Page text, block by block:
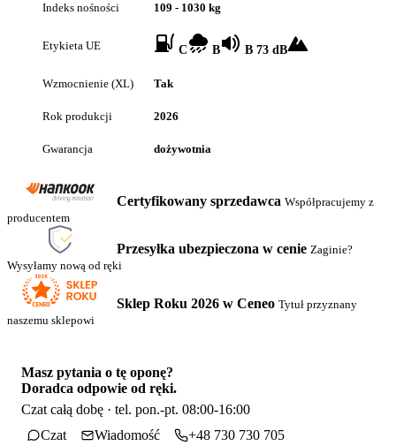
Indeks nośności 109 - 1030 kg
Etykieta UE C B B 73 dB
Wzmocnienie (XL) Tak
Rok produkcji 2026
Gwarancja dożywotnia
Certyfikowany sprzedawca Współpracujemy z
producentem
Przesyłka ubezpieczona w cenie Zaginie?
Wysyłamy nową od ręki
Sklep Roku 2026 w Ceneo Tytuł przyznany
naszemu sklepowi
Masz pytania o tę oponę?
Doradca odpowie od ręki.
Czat całą dobę · tel. pon.-pt. 08:00-16:00
Czat
Wiadomość +48 730 730 705